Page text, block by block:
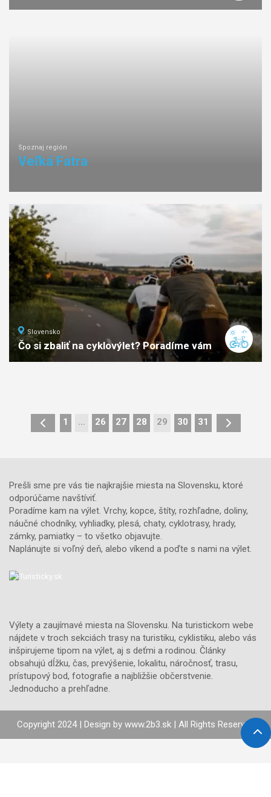
Spoznaj región
Veľká Fatra
Slovensko
Čo si zbaliť na cyklovýlet? Poradíme vám
1 … 26 27 28 29 30 31
Prešli sme pre vás tie najkrajšie miesta na Slovensku, ktoré
odporúčame navštíviť.
Poradíme kam na výlet. Vrchy, kopce, štíty, rozhľadne, doliny,
náučné chodníky, vyhliadky, plesá, chaty, cyklotrasy, hrady,
zámky, pamiatky – to všetko objavujte.
Naplánujte si voľný deň, alebo víkend a poďte s nami na výlet.
Výlety a zaujímavé miesta na Slovensku. Na turistickom webe
nájdete v troch sekciách trasy na turistiku, cyklistiku, alebo vás
inšpirujeme tipom na výlet, aj s deťmi a rodinou. Články
obsahujú dĺžku, čas, prevýšenie, lokalitu, náročnosť, trasu,
prístupový bod, fotografie a najbližšie občerstvenie.
Jednoducho a prehľadne.
Copyright 2024 | Design by www.2b3.sk| All Rights Reserved